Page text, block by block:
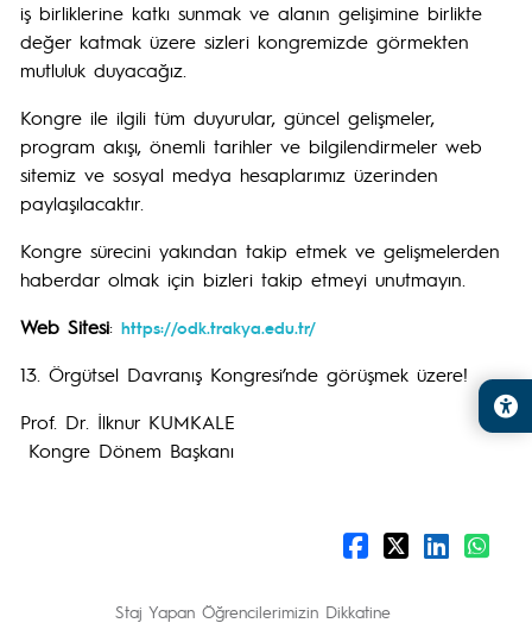
iş birliklerine katkı sunmak ve alanın gelişimine birlikte
değer katmak üzere sizleri kongremizde görmekten
mutluluk duyacağız.
Kongre ile ilgili tüm duyurular, güncel gelişmeler,
program akışı, önemli tarihler ve bilgilendirmeler web
sitemiz ve sosyal medya hesaplarımız üzerinden
paylaşılacaktır.
Kongre sürecini yakından takip etmek ve gelişmelerden
haberdar olmak için bizleri takip etmeyi unutmayın.
Web Sitesi: https://odk.trakya.edu.tr/
13. Örgütsel Davranış Kongresi’nde görüşmek üzere!
Prof. Dr. İlknur KUMKALE
Kongre Dönem Başkanı
Staj Yapan Öğrencilerimizin Dikkatine